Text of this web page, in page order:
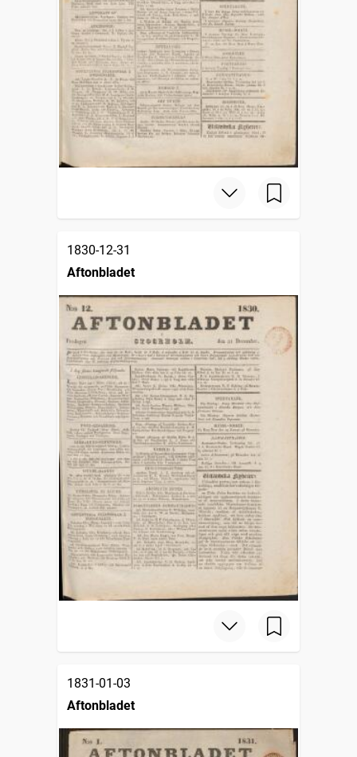
1830-12-31
Aftonbladet
1831-01-03
Aftonbladet